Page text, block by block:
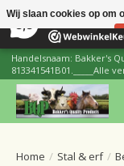
Handelsnaam: Bakker's
Home / Stal & erf /
Wij slaan cookies op om